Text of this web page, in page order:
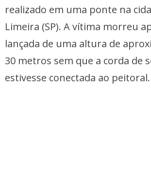
realizado em uma ponte na
Limeira (SP). A vítima morreu
lançada de uma altura de
30 metros sem que a corda de
estivesse conectada ao peitoral.